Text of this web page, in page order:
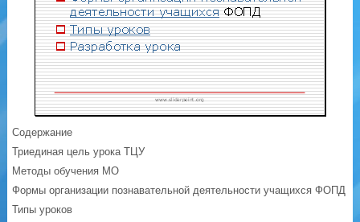
Содержание
Триединая цель урока ТЦУ
Методы обучения МО
Формы организации познавательной деятельности учащихся ФОПД
Типы уроков